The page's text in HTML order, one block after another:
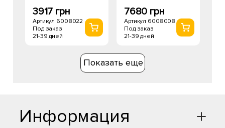
3917 грн
Артикул 6008022
Под заказ
21-39 дней
7680 грн
Артикул 6008008
Под заказ
21-39 дней
Показать еще
Информация